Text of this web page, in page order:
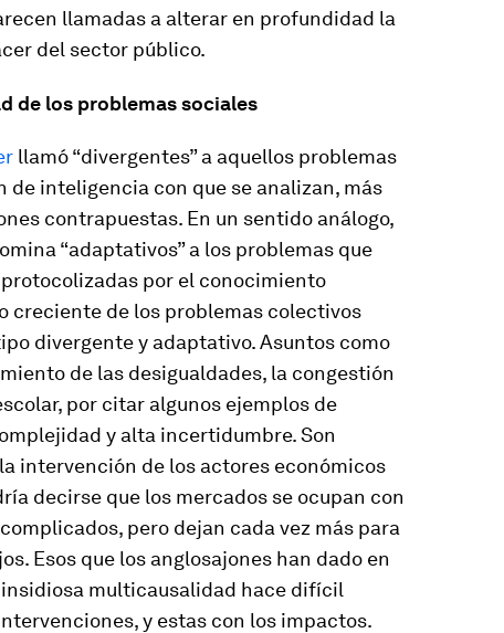
llamadas a alterar en profundidad la
del sector público.
de los problemas sociales
llamó “divergentes” a aquellos problemas
de inteligencia con que se analizan, más
contrapuestas. En un sentido análogo,
“adaptativos” a los problemas que
por el conocimiento
creciente de los problemas colectivos
divergente y adaptativo. Asuntos como
de las desigualdades, la congestión
por citar algunos ejemplos de
y alta incertidumbre. Son
intervención de los actores económicos
decirse que los mercados se ocupan con
pero dejan cada vez más para
Esos que los anglosajones han dado en
insidiosa multicausalidad hace difícil
y estas con los impactos.